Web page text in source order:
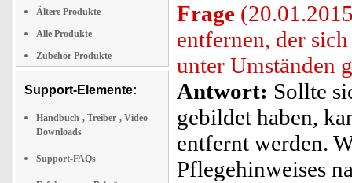
Ältere Produkte
Alle Produkte
Zubehör Produkte
Support-Elemente:
Handbuch-, Treiber-, Video-
Downloads
Support-FAQs
Frage
entfernen, der
unter Umständen
Antwort: Sollte
gebildet haben,
entfernt werden.
Pflegehinweises